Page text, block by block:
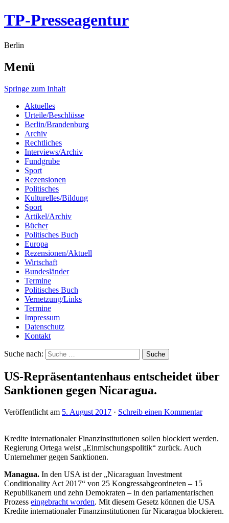
TP-Presseagentur
Berlin
Menü
Springe zum Inhalt
Aktuelles
Urteile/Beschlüsse
Berlin/Brandenburg
Archiv
Rechtliches
Interviews/Archiv
Fundgrube
Sport
Rezensionen
Politisches
Kulturelles/Bildung
Sport
Artikel/Archiv
Bücher
Politisches Buch
Europa
Rezensionen/Aktuell
Wirtschaft
Bundesländer
Termine
Politisches Buch
Vernetzung/Links
Termine
Impressum
Datenschutz
Kontakt
Suche nach:
US-Repräsentantenhaus entscheidet über
Sanktionen gegen Nicaragua.
Veröffentlicht am 5. August 2017 · Schreib einen Kommentar
Kredite internationaler Finanzinstitutionen sollen blockiert werden.
Regierung Ortega weist „Einmischungspolitik“ zurück. Auch
Unternehmer gegen Sanktionen.
Managua. In den USA ist der „Nicaraguan Investment
Conditionality Act 2017“ von 25 Kongressabgeordneten – 15
Republikanern und zehn Demokraten – in den parlamentarischen
Prozess eingebracht worden. Mit diesem Gesetz können die USA
Kredite internationaler Finanzinstitutionen für Nicaragua blockieren.